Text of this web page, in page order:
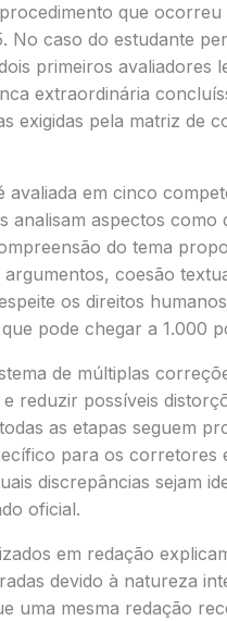
que
No caso do estudante
primeiros avaliadores
extraordinária
exigidas pela matriz de
avaliada em cinco
analisam aspectos
do tema
coesão
os direitos
pode chegar a 1.000
de múltiplas
reduzir possíveis
as etapas seguem
para os corretores
discrepâncias sejam
oficial.
em redação
devido à natureza
uma mesma redação